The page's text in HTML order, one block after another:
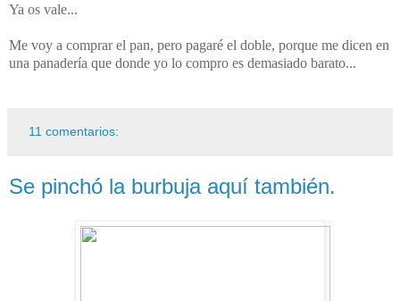
Ya os vale...
Me voy a comprar el pan, pero pagaré el doble, porque me dicen en
una panadería que donde yo lo compro es demasiado barato...
11 comentarios:
Se pinchó la burbuja aquí también.